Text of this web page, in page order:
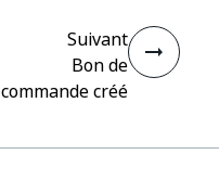
Suivant
Bon de
commande créé